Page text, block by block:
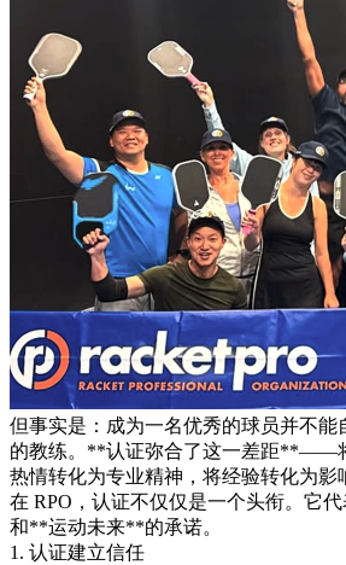
但事实是：成为一名优秀的球员并不能
的教练。**认证弥合了这一差距**——
热情转化为专业精神，将经验转化为影
在 RPO，认证不仅仅是一个头衔。它
和**运动未来**的承诺。
1. 认证建立信任